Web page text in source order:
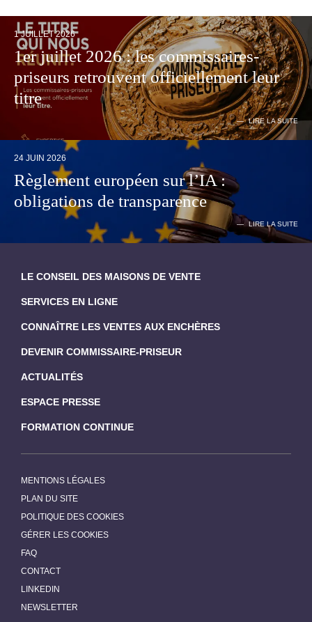
1 JUILLET 2026
1er juillet 2026 : les commissaires-
priseurs retrouvent officiellement leur
titre
LIRE LA SUITE
24 JUIN 2026
Règlement européen sur l’IA :
obligations de transparence
LIRE LA SUITE
LE CONSEIL DES MAISONS DE VENTE
SERVICES EN LIGNE
CONNAÎTRE LES VENTES AUX ENCHÈRES
DEVENIR COMMISSAIRE-PRISEUR
ACTUALITÉS
ESPACE PRESSE
FORMATION CONTINUE
MENTIONS LÉGALES
PLAN DU SITE
POLITIQUE DES COOKIES
GÉRER LES COOKIES
FAQ
CONTACT
LINKEDIN
NEWSLETTER